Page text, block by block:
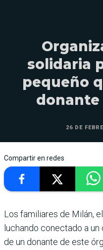
solidaria
pequeño
donante
26 DE
Compartir en redes
Los familiares de Milán,
luchando conectado a
de un donante de este